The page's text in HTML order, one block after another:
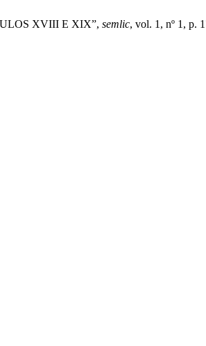
XVIII E XIX”, semlic, vol. 1, nº 1, p.